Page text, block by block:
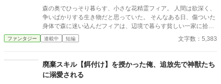
歩き始める。 しかし、彼女はまだ知らなかった。 〈散歩〉には、
歩いた距離に応じて能力が成長する効果があることを。 疲労無
効、状態異常耐性、危険察知、幸運上昇――。 さらに歩き続ける
ことで、失われた秘境や希少な素材、伝説の魔獣とさえ巡り会え
ることを。 これは、ハズレスキルを授かった孤児の少女が、気ま
て、今日はどこまで行こうかな？」 平日は、18時 休日は、昼12
時、18時に投稿します！ 感想など書いてもらえると、とても嬉し
森の奥でひっそり暮らす、小さな花精霊フィア。 人間は欲深く、
争いばかりする生き物だと思っていた。 そんなある日、傷ついた
身体で森に迷い込んだフィアは、辺境で暮らす貧しい一家に拾わ
れる。 「小さいけど、家族の一員だよ」 そう言って笑う子どもた
ち。 「助けてもらった分、少しだけお礼をするだけ」 最初はそう
な願いを叶えていくうちに、フィアの周りには少しずつ笑顔が増
えていく。 けれど、誰も知らなかった。 その小さな精霊こそ、長
い間姿を消していた伝説の大精霊であることを。 やがて王国を襲
ファンタジー 連載中 短編 文字数：5,383
廃棄スキル【餌付け】を授かった俺、追放先で神獣たち
に溺愛される